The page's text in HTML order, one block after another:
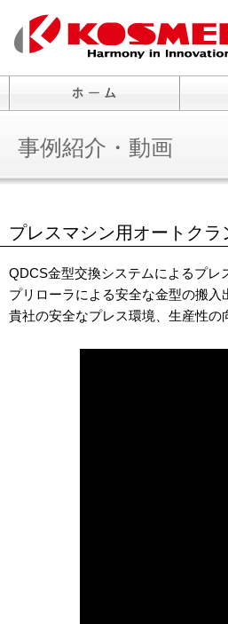
事例紹介・動画
プレスマシン用オートク
QDCS金型交換システムによるプレ
プリローラによる安全な金型の搬
貴社の安全なプレス環境、生産性の